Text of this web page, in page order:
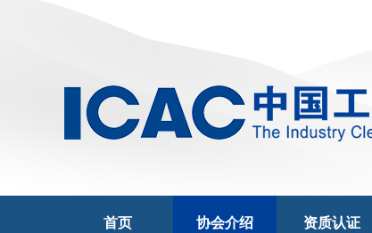
首页 协会介绍 资质认证